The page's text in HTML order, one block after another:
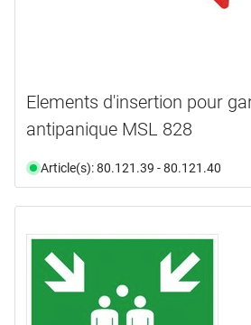
Elements d'insertion pour
antipanique MSL 828
Article(s): 80.121.39 - 80.121.40